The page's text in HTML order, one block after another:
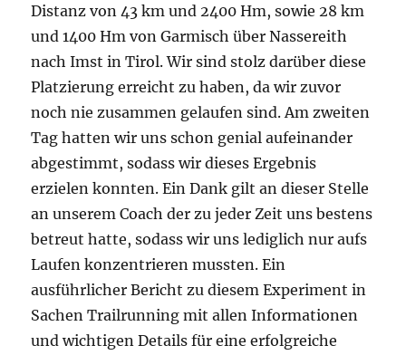
Distanz von 43 km und 2400 Hm, sowie 28 km
und 1400 Hm von Garmisch über Nassereith
nach Imst in Tirol. Wir sind stolz darüber diese
Platzierung erreicht zu haben, da wir zuvor
noch nie zusammen gelaufen sind. Am zweiten
Tag hatten wir uns schon genial aufeinander
abgestimmt, sodass wir dieses Ergebnis
erzielen konnten. Ein Dank gilt an dieser Stelle
an unserem Coach der zu jeder Zeit uns bestens
betreut hatte, sodass wir uns lediglich nur aufs
Laufen konzentrieren mussten. Ein
ausführlicher Bericht zu diesem Experiment in
Sachen Trailrunning mit allen Informationen
und wichtigen Details für eine erfolgreiche